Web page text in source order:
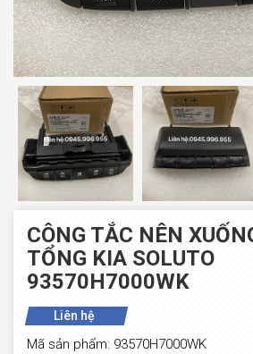
CÔNG TẮC NÊN
TỔNG KIA SOLUTO
93570H7000WK
Liên hệ
Mã sản phẩm: 93570H7000WK